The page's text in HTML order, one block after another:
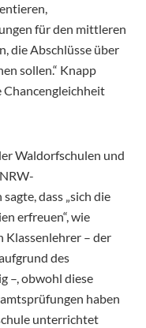
für den mittleren
die Abschlüsse über
sollen.“ Knapp
Chancengleichheit
Waldorfschulen und
dass „sich die
erfreuen“, wie
Klassenlehrer – der
des
–, obwohl diese
haben
unterrichtet